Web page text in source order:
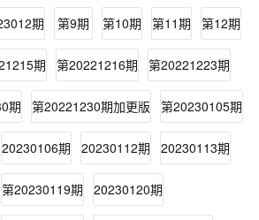
期 第9期 第10期 第11期 第12期
期 第20221216期 第20221223期
期 第20221230期加更版 第20230105期
20230106期 20230112期 20230113期
第20230119期 20230120期